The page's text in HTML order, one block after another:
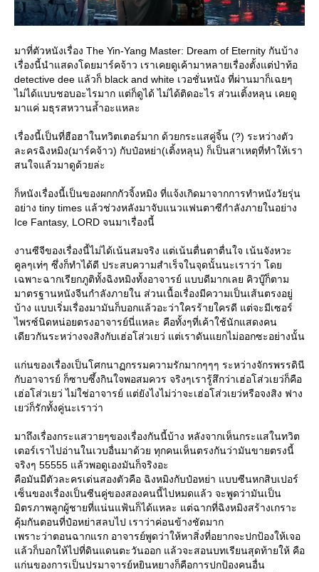
มาที่ตัวหนังเรื่อง The Yin-Yang Master: Dream of Eternity กันบ้าง
เรื่องนี้นำแสดงโดยมาร์คจ้าว เราเคยดูเค้ามาหลายเรื่องตั้งแต่ป่าท้อ
detective dee แล้วก็ black and white เวอชั่นหนัง ที่ผ่านมาก็เฉยๆ
ไม่ได้แบบชอบอะไรมาก แต่ก็ดูได้ ไม่ได้ติดอะไร ส่วนเติ้งหลุน เคยดู
มาแค่ มธุรสหวานล้ำอะแหละ
เรื่องนี้เป็นที่ฮือฮาในทวิตเตอร์มาก ด้วยกระแสคู่จิ้น (?) ระหว่างตัว
ละครฉิงหมิง(มาร์คจ้าว) กับป๋อหย่า(เติ้งหลุน) ก็เป็นสาเหตุที่ทำให้เรา
สนใจแล้วมาดูด้วยล่ะ
ก็หนังเรื่องนี้เป็นของผกกกัวจิ้งหมิง ที่แจ้งเกิดมาจากการทำหนังวัยรุ่น
อย่าง tiny times แล้วช่วงหลังมาจับแนวแฟนตาซีกำลังภายในอย่าง
Ice Fantasy, LORD จนมาเรื่องนี้
งานซีจีของเรื่องนี้ไม่ได้เน้นสมจริง แต่เน้นตื่นตาตื่นใจ เน้นจังหวะ
คูลๆเท่ๆ ซึ่งก็ทำได้ดี ประสบความสำเร็จในจุดนั้นนะเราว่า โด
เฉพาะฉากเรียกภูติทั้งฉิงหมิงทั้งอาจารย์ แบบดีมากเลย คิวบู๊ก็ตาม
มาตรฐานหนังจีนกำลังภายใน ส่วนเนื้อเรื่องมีความเป็นเส้นตรงอยู่
บ้าง แบบเริ่มเรื่องมามันก็บอกแล้วอะว่าใครร้ายใครดี แต่จะมีเซอร์
ไพรซ์นิดหน่อยตรงอาจารย์นี่แหละ คือทั้งๆที่เค้าใช้นักแสดงคน
เดียวกันระหว่างจงสิงกับเฮ่อโส่วเยว่ แต่เราดันแยกไม่ออกซะอย่างนั้น
ก่นของเรื่องเป็นโศกนาฏกรรมความรักมากๆๆๆ ระหว่างจักรพรรดินี
กับอาจารย์ ก็ซาบซึ้งกินใจพอสมควร จริงๆเรารู้สึกว่าเฮ่อโส่วเยว่ก็คือ
เฮ่อโส่วเยว่ ไม่ใช่อาจารย์ แต่ยังไงไม่ว่าจะเฮ่อโส่วเยว่หรือจงสิง ฟาง
เยว่ก็รักทั้งคู่นะเราว่า
มาถึงเรื่องกระแสวายๆของเรื่องกันนี้บ้าง หลังจากเห็นกระแสในทวิต
เตอร์เราไปอ่านในเวบอื่นมาด้วย ทุกคนเห็นตรงกันว่ามันขายตรงนี้
จริงๆ 55555 แล้วพอดูเองมันก็จริงอะ
คือมันมีตัวละครเด่นสองตัวคือ ฉิงหมิงกับป๋อหย่า แบบซีนหกสิบเปอร์
เซ็นของเรื่องเป็นซีนคู่ของสองคนนี้ไปหมดแล้ว จะพูดว่ามันเป็น
มิตรภาพลูกผู้ชายที่แน่นแฟ้นก็ได้แหละ แต่ฉากที่ฉิงหมิงสร้างเกราะ
คุ้มกันตอนที่ป๋อหย่าสลบไป เราว่าค่อนข้างชัดมาก
เพราะว่าตอนฉากแรก อาจารย์พูดว่าให้หาสิ่งที่อยากจะปกป้องให้เจอ
ล้วก็บอกให้ไปที่ดินแดนตะวันออก แล้วจะสอนบทเรียนสุดท้ายให้ คือ
ก่นของการเป็นปรมาจารย์หยินหยางก็คือการปกป้องคนอื่น